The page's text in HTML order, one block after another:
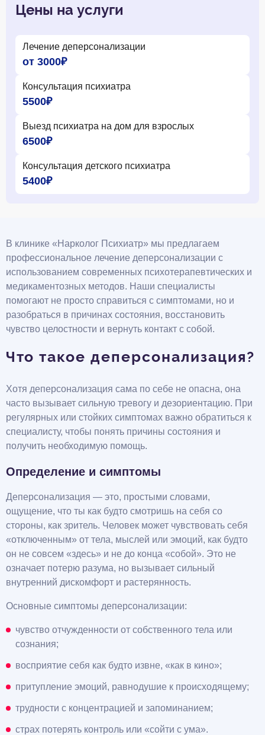
Цены на услуги
Лечение деперсонализации
от 3000₽
Консультация психиатра
5500₽
Выезд психиатра на дом для взрослых
6500₽
Консультация детского психиатра
5400₽
В клинике «Нарколог Психиатр» мы предлагаем
профессиональное лечение деперсонализации с
использованием современных психотерапевтических и
медикаментозных методов. Наши специалисты
помогают не просто справиться с симптомами, но и
разобраться в причинах состояния, восстановить
чувство целостности и вернуть контакт с собой.
Что такое деперсонализация?
Хотя деперсонализация сама по себе не опасна, она
часто вызывает сильную тревогу и дезориентацию. При
регулярных или стойких симптомах важно обратиться к
специалисту, чтобы понять причины состояния и
получить необходимую помощь.
Определение и симптомы
Деперсонализация — это, простыми словами,
ощущение, что ты как будто смотришь на себя со
стороны, как зритель. Человек может чувствовать себя
«отключенным» от тела, мыслей или эмоций, как будто
он не совсем «здесь» и не до конца «собой». Это не
означает потерю разума, но вызывает сильный
внутренний дискомфорт и растерянность.
Основные симптомы деперсонализации:
чувство отчужденности от собственного тела или
сознания;
восприятие себя как будто извне, «как в кино»;
притупление эмоций, равнодушие к происходящему;
трудности с концентрацией и запоминанием;
страх потерять контроль или «сойти с ума».